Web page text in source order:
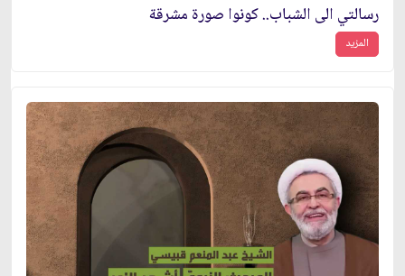
رسالتي الى الشباب.. كونوا صورة مشرقة
المزيد